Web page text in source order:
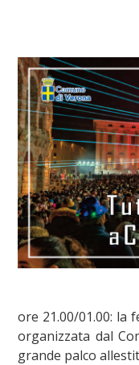
ore 21.00/01.00: la
organizzata dal
grande palco